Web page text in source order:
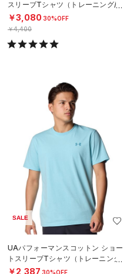
スリーブTシャツ（トレーニング/M
EN）
￥3,080 30%OFF
￥4,400
SALE
UAパフォーマンスコットン ショー
トスリーブTシャツ（トレーニング/
MEN）
￥2,387 30%OFF